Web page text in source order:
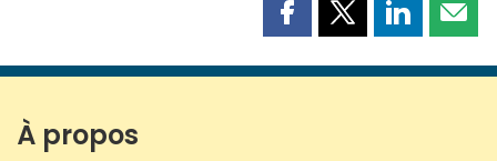
Partager
page
Partager
page
Partager
page page
À propos